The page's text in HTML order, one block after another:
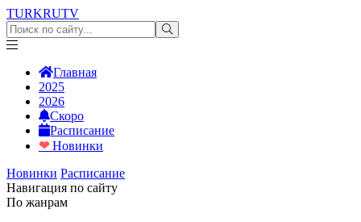
TURKRUTV
Главная
2025
2026
Скоро
Расписание
❤Новинки
Новинки Расписание
Навигация по сайту
По жанрам